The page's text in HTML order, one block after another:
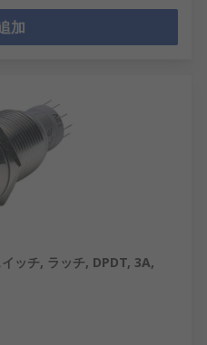
加
ッチ, ラッチ, DPDT, 3A,